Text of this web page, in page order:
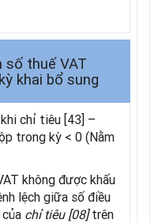
số thuế VAT
khai bổ sung
chỉ tiêu [43] –
trong kỳ < 0 (Nằm
không được khấu
lệch giữa số điều
chỉ tiêu [08]trên